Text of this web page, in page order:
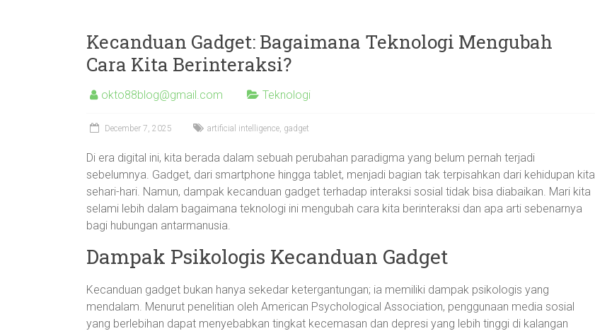
Kecanduan Gadget: Bagaimana Teknologi Mengubah
Cara Kita Berinteraksi?
okto88blog@gmail.com Teknologi
December 7, 2025 artificial intelligence, gadget
Di era digital ini, kita berada dalam sebuah perubahan paradigma yang belum pernah terjadi
sebelumnya. Gadget, dari smartphone hingga tablet, menjadi bagian tak terpisahkan dari kehidupan kita
sehari-hari. Namun, dampak kecanduan gadget terhadap interaksi sosial tidak bisa diabaikan. Mari kita
selami lebih dalam bagaimana teknologi ini mengubah cara kita berinteraksi dan apa arti sebenarnya
bagi hubungan antarmanusia.
Dampak Psikologis Kecanduan Gadget
Kecanduan gadget bukan hanya sekedar ketergantungan; ia memiliki dampak psikologis yang
mendalam. Menurut penelitian oleh American Psychological Association, penggunaan media sosial
yang berlebihan dapat menyebabkan tingkat kecemasan dan depresi yang lebih tinggi di kalangan